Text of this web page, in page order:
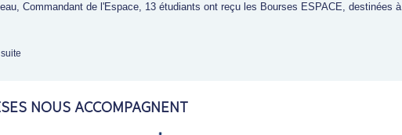
Commandant de l'Espace, 13 étudiants ont reçu les Bourses ESPACE, destinées à
NOUS ACCOMPAGNENT